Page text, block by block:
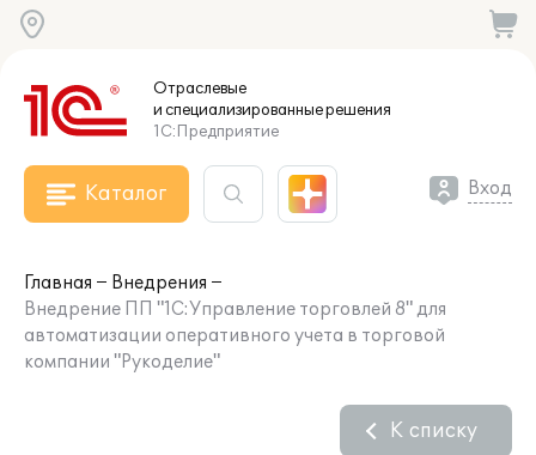
Отраслевые
и специализированныерешения
1С:Предприятие
Каталог Вход
Главная
Внедрения
Внедрение ПП "1С:Управление торговлей 8" для
автоматизации оперативного учета в торговой
компании "Рукоделие"
К списку